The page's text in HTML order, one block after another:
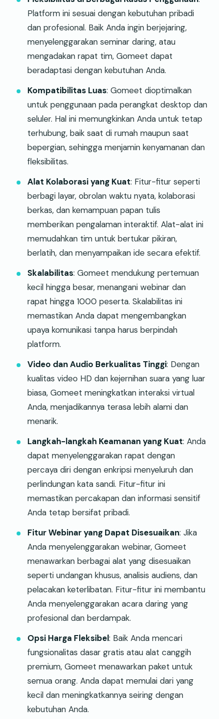
Platform ini sesuai dengan kebutuhan pribadi
dan profesional. Baik Anda ingin berjejaring,
menyelenggarakan seminar daring, atau
mengadakan rapat tim, Gomeet dapat
beradaptasi dengan kebutuhan Anda.
Kompatibilitas Luas: Gomeet dioptimalkan
untuk penggunaan pada perangkat desktop dan
seluler. Hal ini memungkinkan Anda untuk tetap
terhubung, baik saat di rumah maupun saat
bepergian, sehingga menjamin kenyamanan dan
fleksibilitas.
Alat Kolaborasi yang Kuat: Fitur-fitur seperti
berbagi layar, obrolan waktu nyata, kolaborasi
berkas, dan kemampuan papan tulis
memberikan pengalaman interaktif. Alat-alat ini
memudahkan tim untuk bertukar pikiran,
berlatih, dan menyampaikan ide secara efektif.
Skalabilitas: Gomeet mendukung pertemuan
kecil hingga besar, menangani webinar dan
rapat hingga 1000 peserta. Skalabilitas ini
memastikan Anda dapat mengembangkan
upaya komunikasi tanpa harus berpindah
platform.
Video dan Audio Berkualitas Tinggi: Dengan
kualitas video HD dan kejernihan suara yang luar
biasa, Gomeet meningkatkan interaksi virtual
Anda, menjadikannya terasa lebih alami dan
menarik.
Langkah-langkah Keamanan yang Kuat: Anda
dapat menyelenggarakan rapat dengan
percaya diri dengan enkripsi menyeluruh dan
perlindungan kata sandi. Fitur-fitur ini
memastikan percakapan dan informasi sensitif
Anda tetap bersifat pribadi.
Fitur Webinar yang Dapat Disesuaikan: Jika
Anda menyelenggarakan webinar, Gomeet
menawarkan berbagai alat yang disesuaikan
seperti undangan khusus, analisis audiens, dan
pelacakan keterlibatan. Fitur-fitur ini membantu
Anda menyelenggarakan acara daring yang
profesional dan berdampak.
Opsi Harga Fleksibel: Baik Anda mencari
fungsionalitas dasar gratis atau alat canggih
premium, Gomeet menawarkan paket untuk
semua orang. Anda dapat memulai dari yang
kecil dan meningkatkannya seiring dengan
kebutuhan Anda.